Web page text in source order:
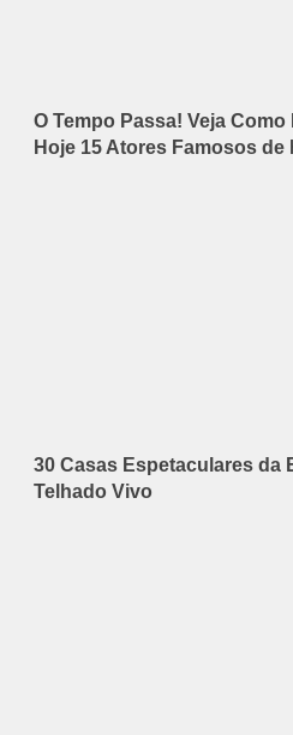
O Tempo Passa! Veja
Hoje 15 Atores Famosos de
30 Casas Espetaculares da
Telhado Vivo